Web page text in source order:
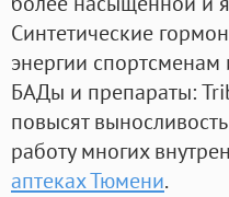
Синтетические
энергии
БАДы и препараты:
повысят
работу многих
аптеках Тюмени.